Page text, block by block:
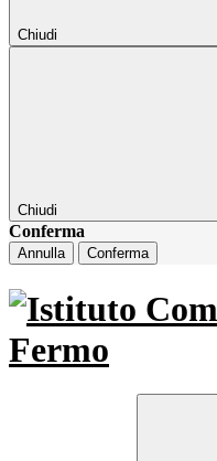
Chiudi
Chiudi
Conferma
Annulla Conferma